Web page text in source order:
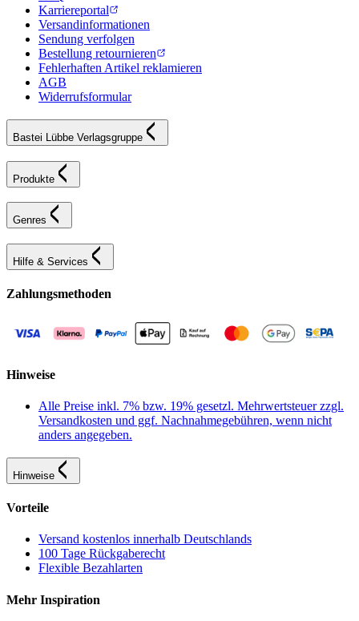
Karriereportal
Versandinformationen
Sendung verfolgen
Bestellung retournieren
Fehlerhaften Artikel reklamieren
AGB
Widerrufsformular
Bastei Lübbe Verlagsgruppe
Produkte
Genres
Hilfe & Services
Zahlungsmethoden
Hinweise
Alle Preise inkl. 7% bzw. 19% gesetzl. Mehrwertsteuer zzgl.
Versandkosten und ggf. Nachnahmegebühren, wenn nicht
anders angegeben.
Hinweise
Vorteile
Versand kostenlos innerhalb Deutschlands
100 Tage Rückgaberecht
Flexible Bezahlarten
Mehr Inspiration